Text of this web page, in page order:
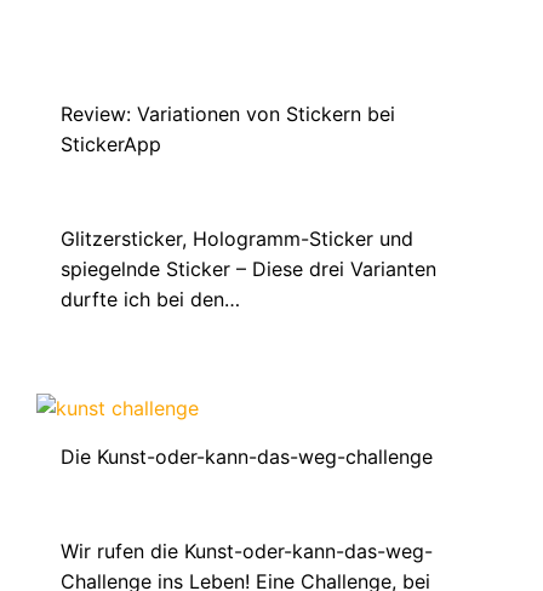
Review: Variationen von Stickern bei
StickerApp
Glitzersticker, Hologramm-Sticker und
spiegelnde Sticker – Diese drei Varianten
durfte ich bei den…
Die Kunst-oder-kann-das-weg-challenge
Wir rufen die Kunst-oder-kann-das-weg-
Challenge ins Leben! Eine Challenge, bei